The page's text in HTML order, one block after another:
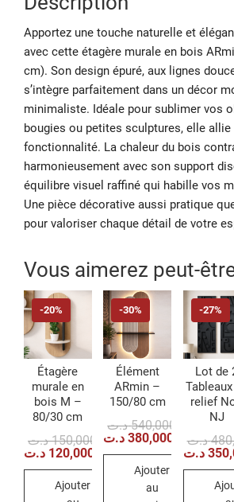
Apportez une touche naturelle et
avec cette étagère murale en bois
cm). Son design épuré, aux lignes
s’intègre parfaitement dans un décor
minimaliste. Idéale pour sublimer vos
bougies ou petites sculptures, elle
fonctionnalité. La chaleur du bois
harmonieusement avec son support
équilibre visuel raffiné qui habille vos
Une pièce décorative aussi pratique
pour valoriser chaque détail de votre
Vous aimerez peut-
-20%
Étagère
murale en
bois M –
80/30 cm
150,000 د.ت
Le
prix
120,000 د.ت
Le
prix
Ajouter
-30%
Élément
ARmin –
150/80 cm
540,000 د.ت
initial
était :
380,000 د.ت
actuel
est :
Ajouter
au
-27%
Lot de
relief
NJ
د.ت
د.ت